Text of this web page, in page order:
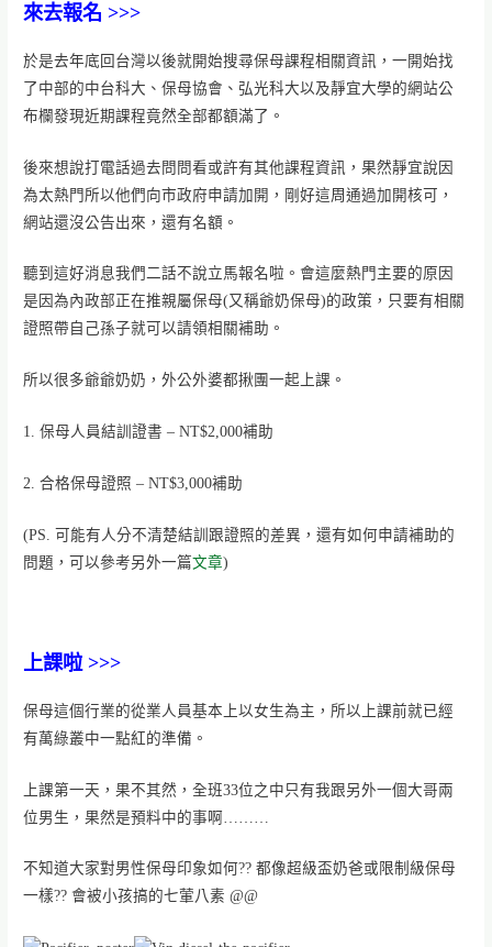
來去報名 >>>
於是去年底回台灣以後就開始搜尋保母課程相關資訊，一開始找
了中部的中台科大、保母協會、弘光科大以及靜宜大學的網站公
布欄發現近期課程竟然全部都額滿了。
後來想說打電話過去問問看或許有其他課程資訊，果然靜宜說因
為太熱門所以他們向市政府申請加開，剛好這周通過加開核可，
網站還沒公告出來，還有名額。
聽到這好消息我們二話不說立馬報名啦。 會這麼熱門主要的原因
是因為內政部正在推親屬保母(又稱爺奶保母)的政策，只要有相關
證照帶自己孫子就可以請領相關補助。
所以很多爺爺奶奶，外公外婆都揪團一起上課。
1. 保母人員結訓證書 – NT$2,000補助
2. 合格保母證照 – NT$3,000補助
(PS. 可能有人分不清楚結訓跟證照的差異，還有如何申請補助的
問題，可以參考另外一篇文章)
上課啦 >>>
保母這個行業的從業人員基本上以女生為主，所以上課前就已經
有萬綠叢中一點紅的準備。
上課第一天，果不其然，全班33位之中只有我跟另外一個大哥兩
位男生，果然是預料中的事啊………
不知道大家對男性保母印象如何?? 都像超級盃奶爸或限制級保母
一樣?? 會被小孩搞的七葷八素 @@